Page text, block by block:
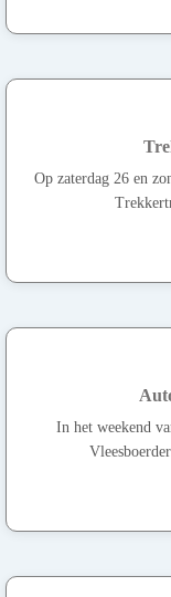
Op zaterdag 26 en
In het weekend